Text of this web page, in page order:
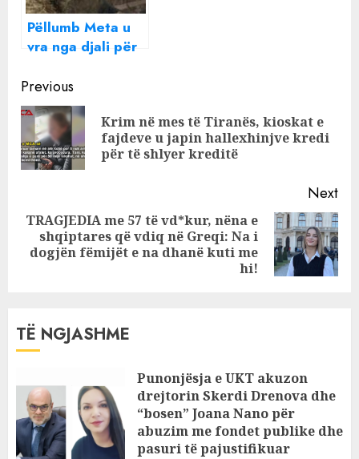
Pëllumb Meta u
vra nga djali për
reja nga hetimet
Continue
Reading
Previous
Krim në mes të Tiranës, kioskat e
fajdeve u japin hallexhinjve kredi
për të shlyer kreditë
Next
Next
post:
TRAGJEDIA me 57 të vd*kur, nëna e
shqiptares që vdiq në Greqi: Na i
dogjën fëmijët e na dhanë kuti me
hi!
TË NGJASHME
Punonjësja e UKT akuzon
drejtorin Skerdi Drenova dhe
“bosen” Joana Nano për
abuzim me fondet publike dhe
pasuri të pajustifikuar